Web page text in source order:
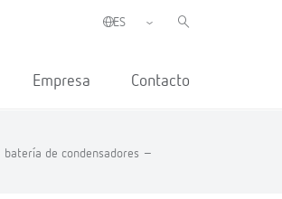
Empresa Contacto
batería de condensadores –